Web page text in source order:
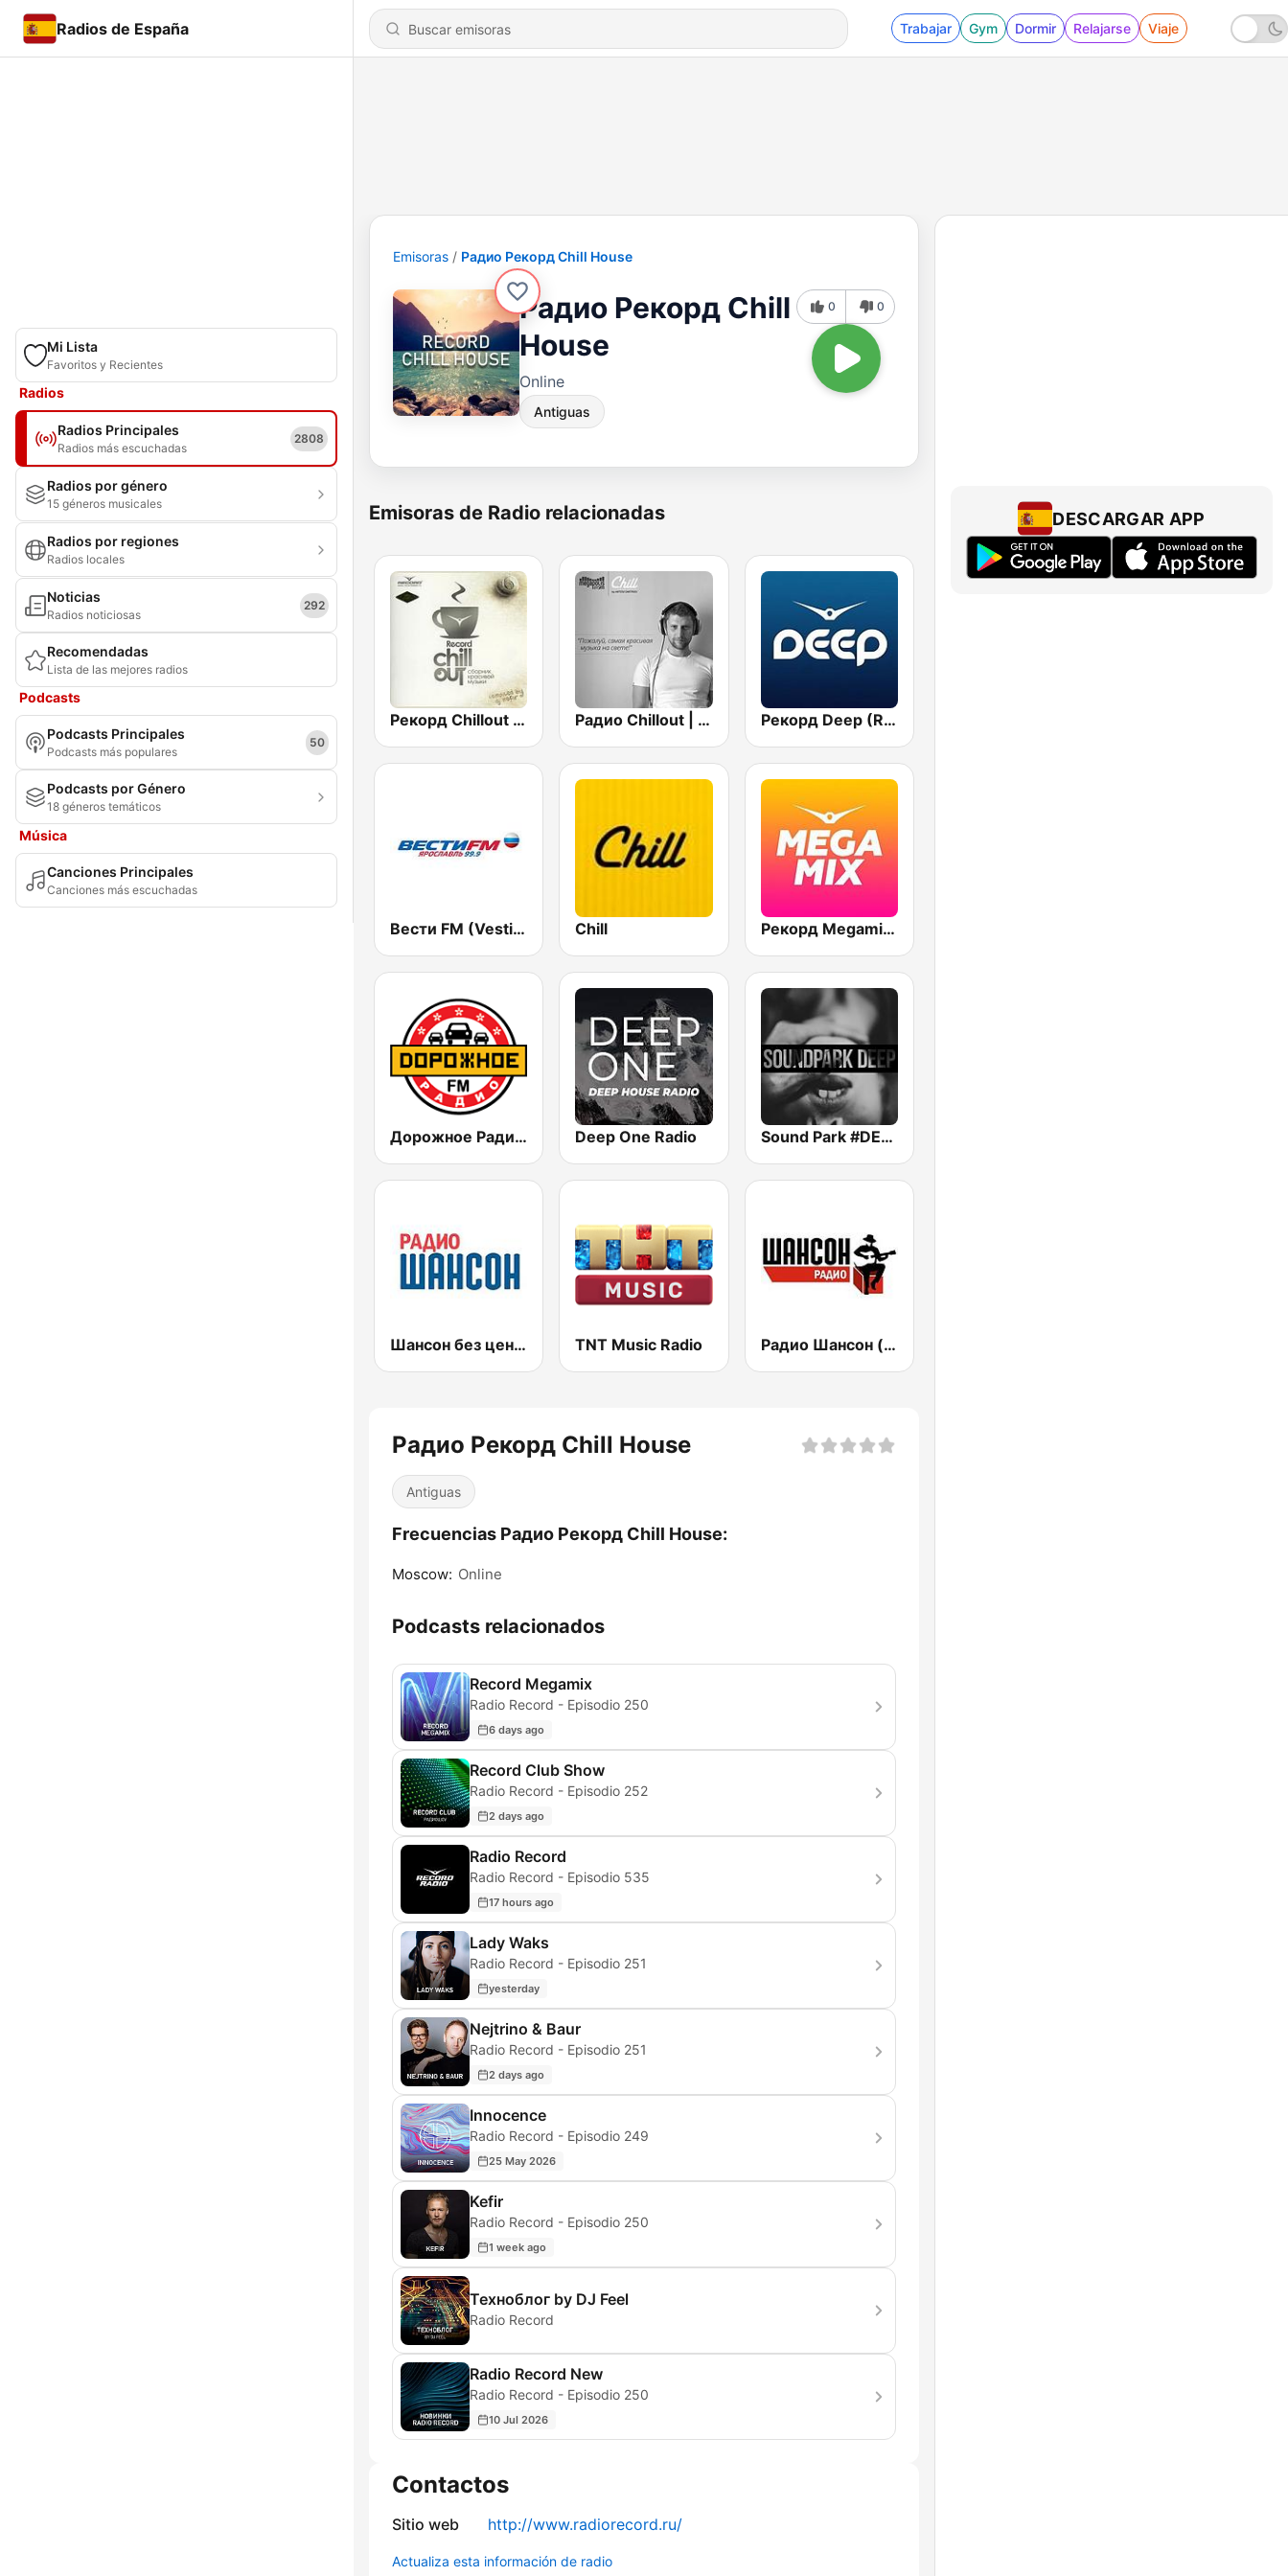
Radios de España Trabajar Gym Dormir Relajarse Viaje
Mi Lista
Favoritos y Recientes
Radios
Radios Principales
Radios más escuchadas
2808
Radios por género
15 géneros musicales
Radios por regiones
Radios locales
Noticias
Radios noticiosas
292
Recomendadas
Lista de las mejores radios
Podcasts
Podcasts Principales
Podcasts más populares
50
Podcasts por Género
18 géneros temáticos
Música
Canciones Principales
Canciones más escuchadas
Emisoras Радио Рекорд Chill House
Радио Рекорд Chill
House
Online
Antiguas
0 0
Emisoras de Radio relacionadas
Рекорд Chillout (Record Chillout) Радио Chillout | Chill | Record Chillout Рекорд Deep (Record Deep)
Вести FM (Vesti FM) Chill Рекорд Megamix (Record Megamix)
Дорожное Радио (Dorojnoe Radio) Deep One Radio Sound Park #DEEP
Шансон без цензуры (Shanson bez cenzury) TNT Music Radio Радио Шансон (Chanson)
Радио Рекорд Chill House
Antiguas
Frecuencias Радио Рекорд Chill House:
Moscow: Online
Podcasts relacionados
Record Megamix
Radio Record - Episodio 250
6 days ago
Record Club Show
Radio Record - Episodio 252
2 days ago
Radio Record
Radio Record - Episodio 535
17 hours ago
Lady Waks
Radio Record - Episodio 251
yesterday
Nejtrino & Baur
Radio Record - Episodio 251
2 days ago
Innocence
Radio Record - Episodio 249
25 May 2026
Kefir
Radio Record - Episodio 250
1 week ago
Техноблог by DJ Feel
Radio Record
Radio Record New
Radio Record - Episodio 250
10 Jul 2026
Contactos
Sitio web http://www.radiorecord.ru/
Actualiza esta información de radio
DESCARGAR APP